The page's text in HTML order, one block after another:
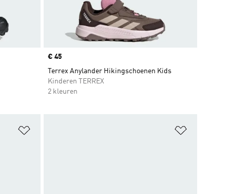
Price
€ 45
Terrex Anylander Hikingschoenen Kids
Kinderen TERREX
2 kleuren